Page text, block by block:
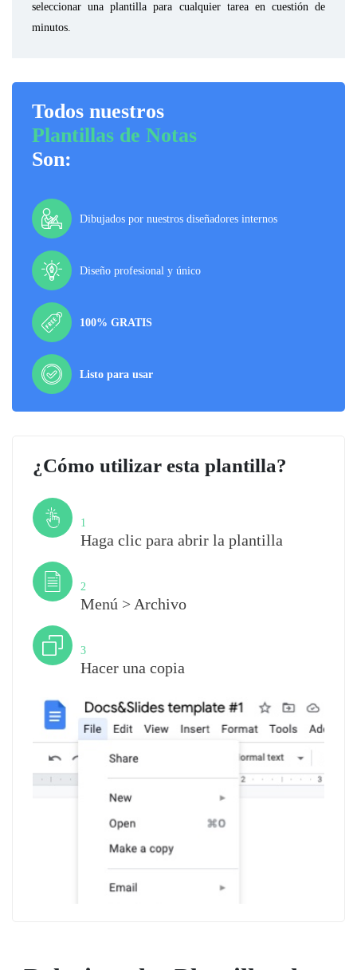
seleccionar una plantilla para cualquier tarea en cuestión de
minutos.
Todos nuestros
Plantillas de Notas
Son:
Dibujados por nuestros diseñadores internos
Diseño profesional y único
100% GRATIS
Listo para usar
¿Cómo utilizar esta plantilla?
1
Haga clic para abrir la plantilla
2
Menú > Archivo
3
Hacer una copia